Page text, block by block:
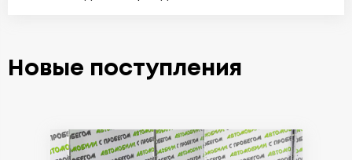
Новые поступления